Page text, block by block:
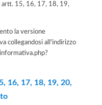
15, 16, 17, 18, 19,
la versione
collegandosi all'indirizzo
16, 17, 18, 19, 20,